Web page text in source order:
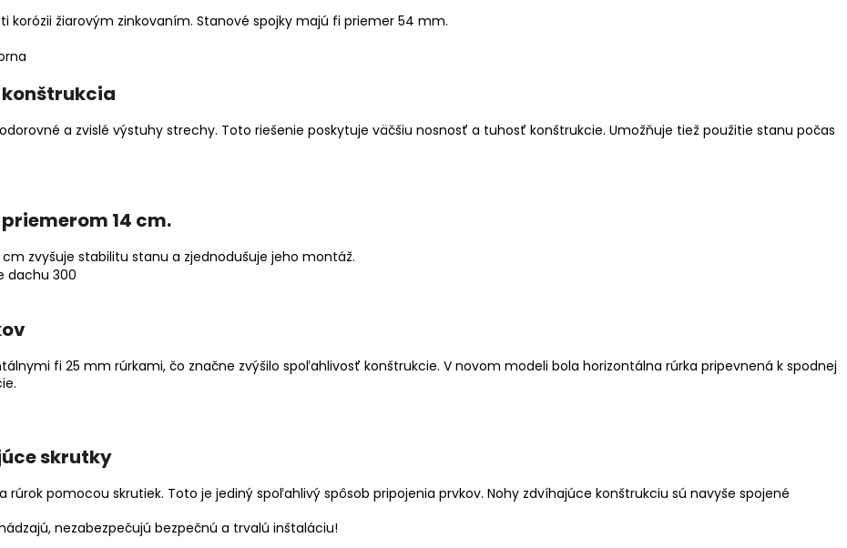
žiarovým zinkovaním. Stanové spojky majú fi priemer 54 mm.
a zvislé výstuhy strechy. Toto riešenie poskytuje väčšiu nosnosť a tuhosť konštrukcie. Umožňuje tiež použitie stanu počas
14 cm.
zvyšuje stabilitu stanu a zjednodušuje jeho montáž.
fi 25 mm rúrkami, čo značne zvýšilo spoľahlivosť konštrukcie. V novom modeli bola horizontálna rúrka pripevnená k spodnej
skrutky
pomocou skrutiek. Toto je jediný spoľahlivý spôsob pripojenia prvkov. Nohy zdvíhajúce konštrukciu sú navyše spojené
nezabezpečujú bezpečnú a trvalú inštaláciu!